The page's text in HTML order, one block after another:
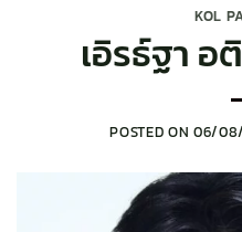
KOL
เอิรธ์ฐา อ
POSTED ON 06/